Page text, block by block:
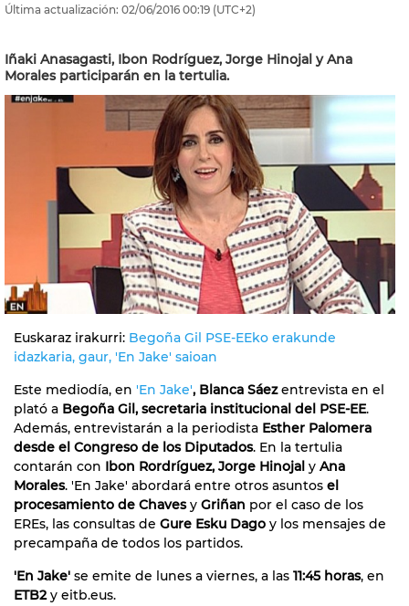
Última actualización: 02/06/2016 00:19 (UTC+2)
Iñaki Anasagasti, Ibon Rodríguez, Jorge Hinojal y Ana
Morales participarán en la tertulia.
Euskaraz irakurri: Begoña Gil PSE-EEko erakunde
idazkaria, gaur, 'En Jake' saioan
Este mediodía, en 'En Jake', Blanca Sáezentrevista en el
plató a Begoña Gil, secretaria institucional del PSE-EE.
Además, entrevistarán a la periodista Esther Palomera
desde el Congreso de los Diputados. En la tertulia
contarán con Ibon Rordríguez, Jorge Hinojal y Ana
Morales. 'En Jake' abordará entre otros asuntos el
procesamiento de Chavesy Griñan por el caso de los
EREs, las consultas de Gure Esku Dago y los mensajes de
precampaña de todos los partidos.
'En Jake' se emite de lunes a viernes, a las 11:45 horas, en
ETB2y eitb.eus.